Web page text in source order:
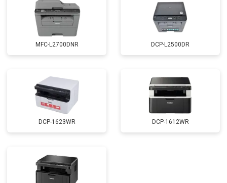
MFC-L2700DNR DCP-L2500DR
DCP-1623WR DCP-1612WR